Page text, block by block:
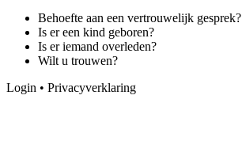
Behoefte aan een vertrouwelijk gesprek?
Is er een kind geboren?
Is er iemand overleden?
Wilt u trouwen?
Login • Privacyverklaring